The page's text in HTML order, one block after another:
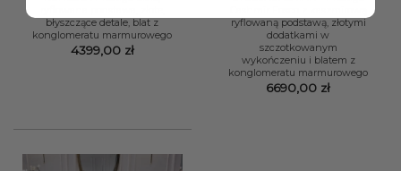
błyszczące detale, blat z
konglomeratu marmurowego
4399,00 zł
ryflowaną podstawą, złotymi
dodatkami w
szczotkowanym
wykończeniu i blatem z
konglomeratu marmurowego
6690,00 zł